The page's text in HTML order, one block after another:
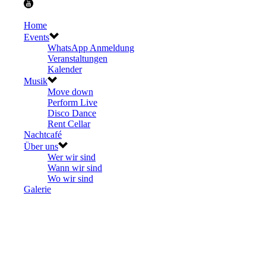
Home
Events
WhatsApp Anmeldung
Veranstaltungen
Kalender
Musik
Move down
Perform Live
Disco Dance
Rent Cellar
Nachtcafé
Über uns
Wer wir sind
Wann wir sind
Wo wir sind
Galerie